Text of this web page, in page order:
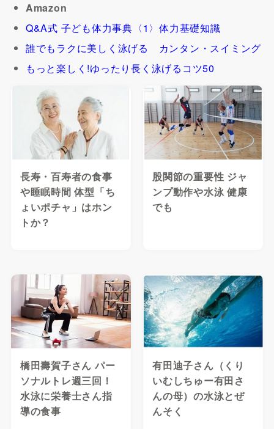
Amazon
Q&A式 子ども体力事典〈1〉体力基礎知識
誰でもラクに美しく泳げる カンタン・スイミング
もっと楽しく!ゆったり長く泳げるコツ50
長寿・百寿者の食事
や睡眠時間 体型「ち
ょいポチャ」はホン
トか？
股関節の重要性 ジャ
ンプ動作や水泳 健康
でも
橋田壽賀子さん パー
ソナルトレ週三回！
水泳に栄養士さん指
導の食事
有田迪子さん（くり
いむしちゅー有田さ
んの母）の水泳とぜ
んそく